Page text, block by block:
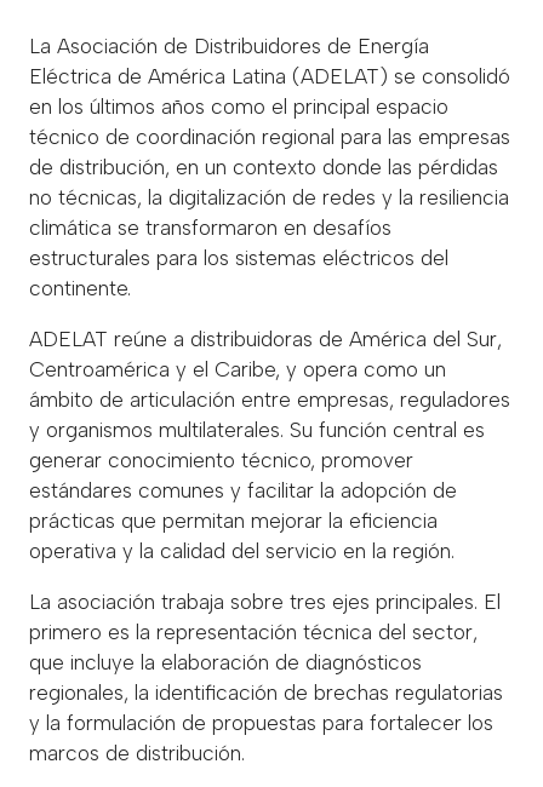
La Asociación de Distribuidores de Energía
Eléctrica de América Latina (ADELAT) se consolidó
en los últimos años como el principal espacio
técnico de coordinación regional para las empresas
de distribución, en un contexto donde las pérdidas
no técnicas, la digitalización de redes y la resiliencia
climática se transformaron en desafíos
estructurales para los sistemas eléctricos del
continente.
ADELAT reúne a distribuidoras de América del Sur,
Centroamérica y el Caribe, y opera como un
ámbito de articulación entre empresas, reguladores
y organismos multilaterales. Su función central es
generar conocimiento técnico, promover
estándares comunes y facilitar la adopción de
prácticas que permitan mejorar la eficiencia
operativa y la calidad del servicio en la región.
La asociación trabaja sobre tres ejes principales. El
primero es la representación técnica del sector,
que incluye la elaboración de diagnósticos
regionales, la identificación de brechas regulatorias
y la formulación de propuestas para fortalecer los
marcos de distribución.